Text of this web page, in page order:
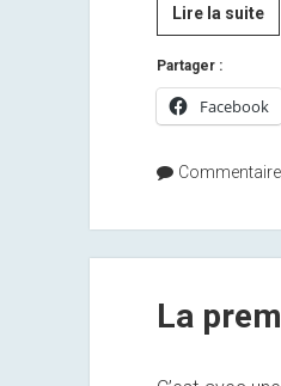
Lire la suite
La
la
Partager :
Facebook
La